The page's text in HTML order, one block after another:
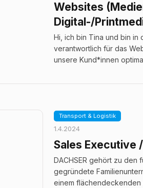
Websites
Digital-/
Hi, ich bin Tina und bin in
verantwortlich für das
unsere Kund*innen
Transport & Logistik
1.4.2024
Sales Executive
DACHSER gehört zu den
gegründete
einem flächendeckenden